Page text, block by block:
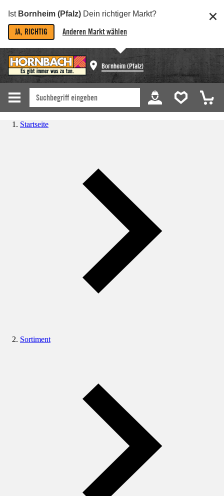
Ist Bornheim (Pfalz) Dein richtiger Markt?
JA, RICHTIG Anderen Markt wählen
Bornheim (Pfalz)
Startseite
Sortiment